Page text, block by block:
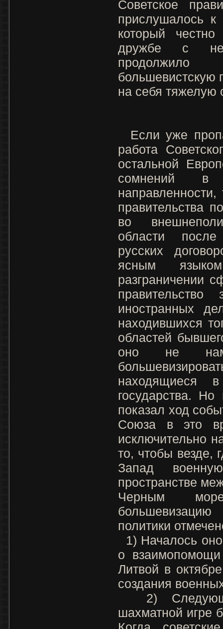
Советское
прислушалось к
который
дружбе с
продолжило
большевистскую
на себя тяжелую
Если уже
работа
остальной
сомнений в
направленности,
правительства
во
области
русских
ясным
разграничении
правительство
иностранных
находившихся
областей
оно не
находящиеся
государства. Но
показал ход
Союза в это
исключительно
то, чтобы везде,
Запад
пространстве
Черным
большевизацию
политики
1) Началось
о
Литвой в
создания
2)
шахматной игре